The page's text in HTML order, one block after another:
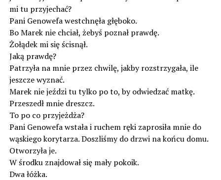
mi tu przyjechać?
Pani Genowefa westchnęła głęboko.
Bo Marek nie chciał, żebyś poznał prawdę.
Żołądek mi się ścisnął.
Jaką prawdę?
Patrzyła na mnie przez chwilę, jakby rozstrzygała, ile
jeszcze wyznać.
Marek nie jeździ tu tylko po to, by odwiedzać matkę.
Przeszedł mnie dreszcz.
To po co przyjeżdża?
Pani Genowefa wstała i ruchem ręki zaprosiła mnie do
wąskiego korytarza. Doszliśmy do drzwi na końcu domu.
Otworzyła je.
W środku znajdował się mały pokoik.
Dwa łóżka.